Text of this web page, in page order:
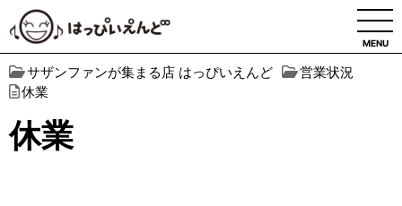
MENU
サザンファンが集まる店 はっぴいえんど
営業状況
休業
休業